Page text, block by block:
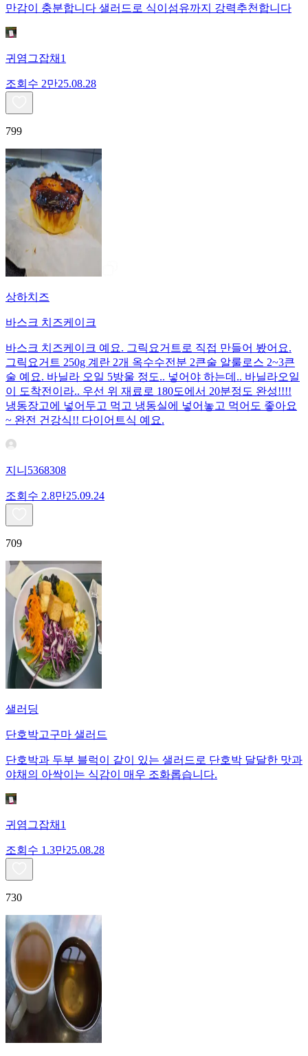
만감이 충분합니다 샐러드로 식이섬유까지 강력추천합니다
귀염그잡채1
조회수 2만25.08.28
799
상하치즈
바스크 치즈케이크
바스크 치즈케이크 예요. 그릭요거트로 직접 만들어 봤어요.
그릭요거트 250g 계란 2개 옥수수전분 2큰술 알룰로스 2~3큰
술 예요. 바닐라 오일 5방울 정도.. 넣어야 하는데.. 바닐라오일
이 도착전이라.. 우선 위 재료로 180도에서 20분정도 완성!!!!
냉동장고에 넣어두고 먹고 냉동실에 넣어놓고 먹어도 좋아요
~ 완전 건강식!! 다이어트식 예요.
지니5368308
조회수 2.8만25.09.24
709
샐러딩
단호박고구마 샐러드
단호박과 두부 블럭이 같이 있는 샐러드로 단호박 달달한 맛과
야채의 아싹이는 식감이 매우 조화롭습니다.
귀염그잡채1
조회수 1.3만25.08.28
730